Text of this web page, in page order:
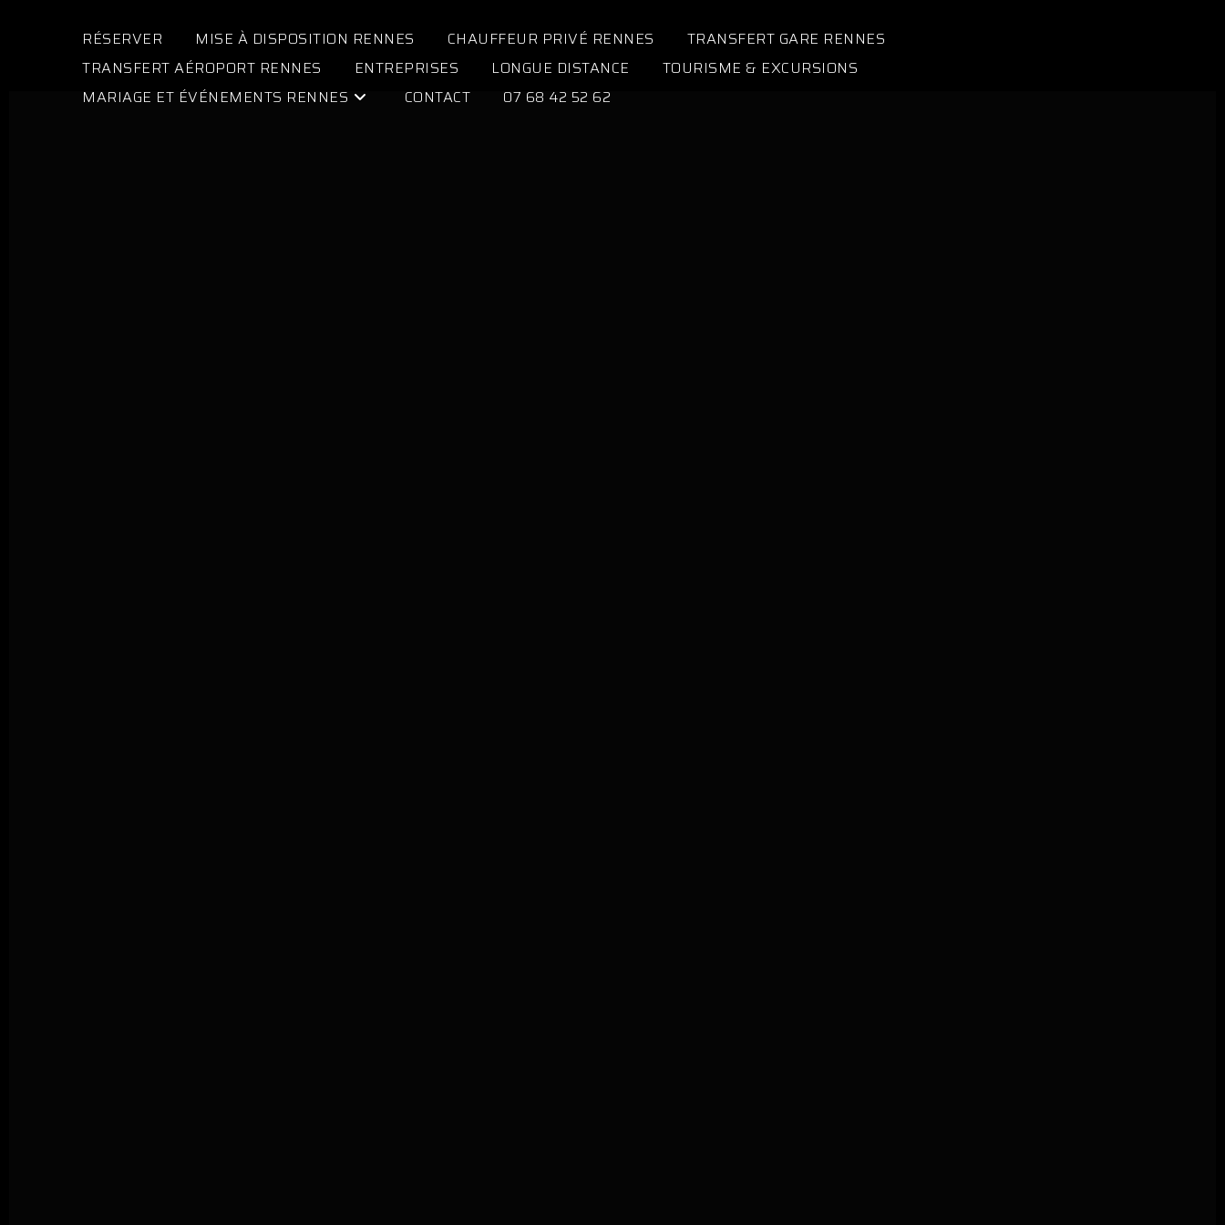
RÉSERVER MISE À DISPOSITION RENNES CHAUFFEUR PRIVÉ RENNES
TRANSFERT GARE RENNES
TRANSFERT AÉROPORT RENNES
ENTREPRISES LONGUE DISTANCE
TOURISME & EXCURSIONS
MARIAGE ET ÉVÉNEMENTS RENNES
CONTACT 07 68 42 52 62